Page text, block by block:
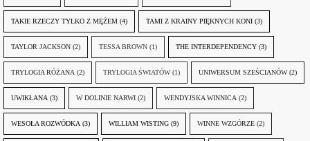
TAKIE RZECZY TYLKO Z MĘŻEM (4) TAMI Z KRAINY PIĘKNYCH KONI (3)
TAYLOR JACKSON (2) TESSA BROWN (1) THE INTERDEPENDENCY (3)
TRYLOGIA RÓŻANA (2) TRYLOGIA ŚWIATÓW (1) UNIWERSUM SZEŚCIANÓW (2)
UWIKŁANA (3) W DOLINIE NARWI (2) WENDYJSKA WINNICA (2)
WESOŁA ROZWÓDKA (3) WILLIAM WISTING (9) WINNE WZGÓRZE (2)